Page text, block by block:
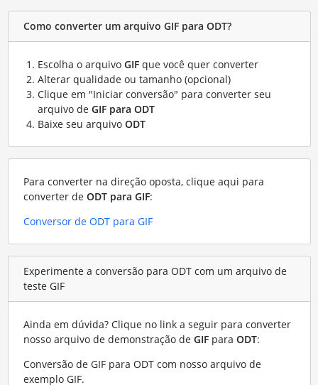
Como converter um arquivo GIF para ODT?
Escolha o arquivo GIFque você quer converter
Alterar qualidade ou tamanho (opcional)
Clique em "Iniciar conversão" para converter seu
arquivo de GIF para ODT
Baixe seu arquivo ODT
Para converter na direção oposta, clique aqui para
converter de ODT para GIF:
Conversor de ODT para GIF
Experimente a conversão para ODT com um arquivo de
teste GIF
Ainda em dúvida? Clique no link a seguir para converter
nosso arquivo de demonstração de GIFpara ODT:
Conversão de GIF para ODT com nosso arquivo de
exemplo GIF.